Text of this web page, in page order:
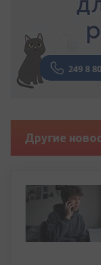
Другие